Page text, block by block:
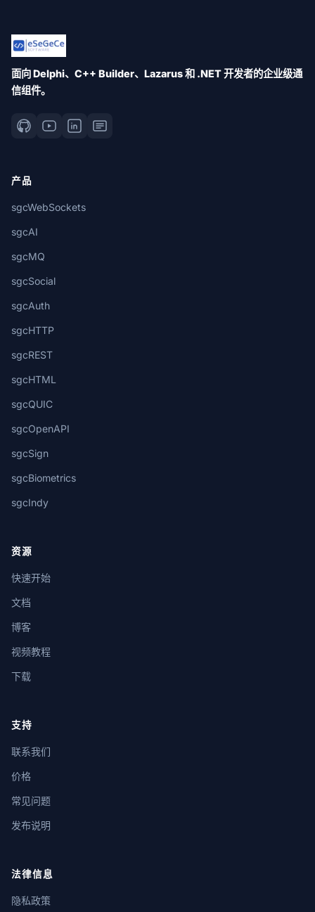
面向 Delphi、C++ Builder、Lazarus 和 .NET 开发者的企业级通
信组件。
产品
sgcWebSockets
sgcAI
sgcMQ
sgcSocial
sgcAuth
sgcHTTP
sgcREST
sgcHTML
sgcQUIC
sgcOpenAPI
sgcSign
sgcBiometrics
sgcIndy
资源
快速开始
文档
博客
视频教程
下载
支持
联系我们
价格
常见问题
发布说明
法律信息
隐私政策